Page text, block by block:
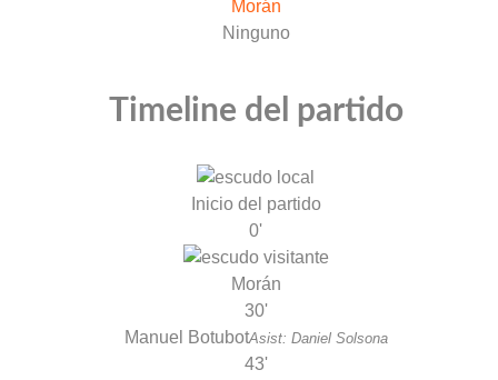
Morán
Ninguno
Timeline del partido
Inicio del partido
0'
Morán
30'
Manuel BotubotAsist: Daniel Solsona
43'